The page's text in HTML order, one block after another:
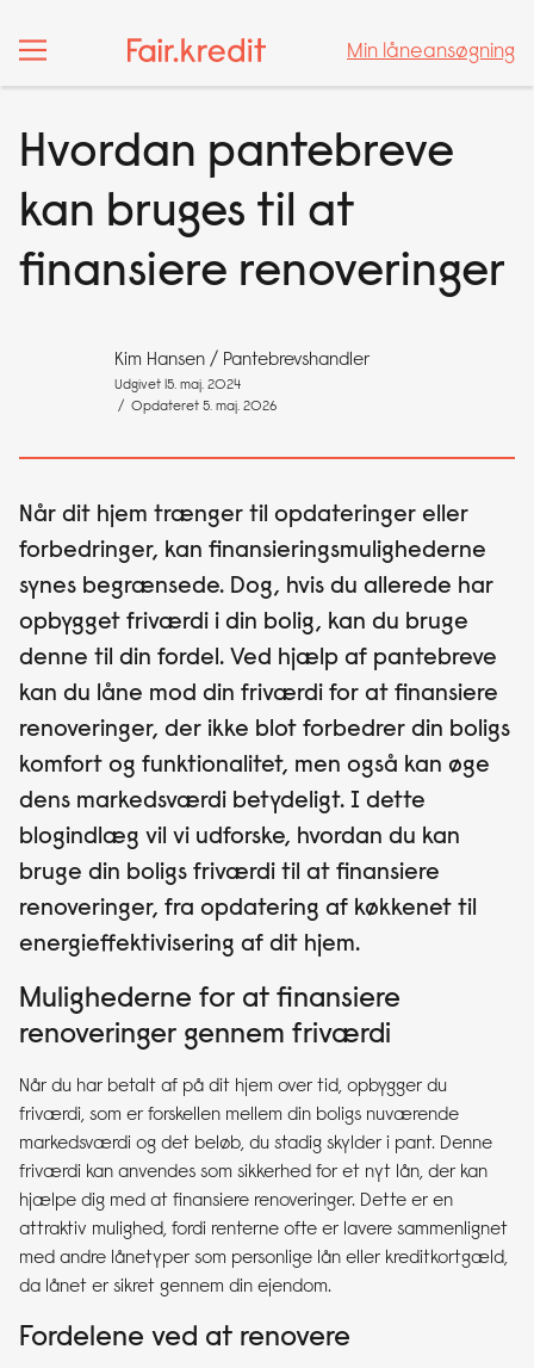
Min låneansøgning
Min låneansøgning
Hvordan pantebreve
kan bruges til at
finansiere renoveringer
Kim Hansen / Pantebrevshandler
Udgivet 15. maj. 2024
/ Opdateret 5. maj. 2026
Når dit hjem trænger til opdateringer eller
forbedringer, kan finansieringsmulighederne
synes begrænsede. Dog, hvis du allerede har
opbygget friværdi i din bolig, kan du bruge
denne til din fordel. Ved hjælp af pantebreve
kan du låne mod din friværdi for at finansiere
renoveringer, der ikke blot forbedrer din boligs
komfort og funktionalitet, men også kan øge
dens markedsværdi betydeligt. I dette
blogindlæg vil vi udforske, hvordan du kan
bruge din boligs friværdi til at finansiere
renoveringer, fra opdatering af køkkenet til
energieffektivisering af dit hjem.
Mulighederne for at finansiere
renoveringer gennem friværdi
Når du har betalt af på dit hjem over tid, opbygger du
friværdi, som er forskellen mellem din boligs nuværende
markedsværdi og det beløb, du stadig skylder i pant. Denne
friværdi kan anvendes som sikkerhed for et nyt lån, der kan
hjælpe dig med at finansiere renoveringer. Dette er en
attraktiv mulighed, fordi renterne ofte er lavere sammenlignet
med andre lånetyper som personlige lån eller kreditkortgæld,
da lånet er sikret gennem din ejendom.
Fordelene ved at renovere